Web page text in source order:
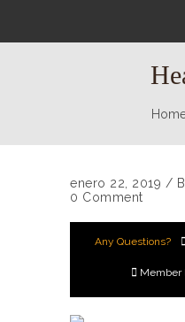
enero 22, 2019 /
0 Comment
Any Questions?
Member